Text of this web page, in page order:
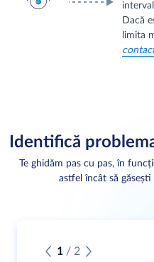
Dacă
limita
Identifică
Te ghidăm pas cu pas, în
astfel încât să
1 / 2